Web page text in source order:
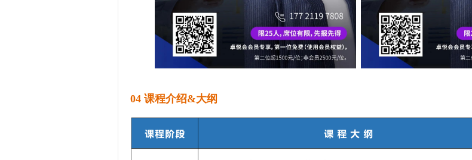
04 课程介绍&大纲